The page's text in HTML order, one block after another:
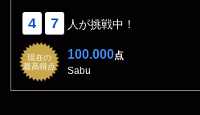
4 7 人が挑戦中！
現在の
最高得点
100.000点
Sabu